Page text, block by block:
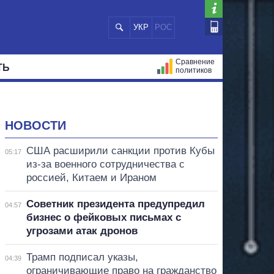
УКР РОС
Сравнение
политиков
НОВОСТИ
05:17
США расширили санкции против Кубы
из-за военного сотрудничества с
россией, Китаем и Ираном
04:57
Советник президента предупредил
бизнес о фейковых письмах с
угрозами атак дронов
04:39
Трамп подписал указы,
ограничивающие право на гражданство